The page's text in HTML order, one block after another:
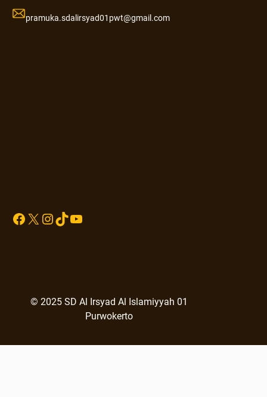
pramuka.sdalirsyad01pwt@gmail.com
Facebook X InstagramTikTok YouTube
© 2025 SD Al Irsyad Al Islamiyyah 01
Purwokerto